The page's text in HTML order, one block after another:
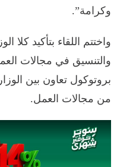
وكرامة”.
واختتم اللقاء بتأكيد كلا
والتنسيق في مجالات
بروتوكول تعاون بين
من مجالات العمل.